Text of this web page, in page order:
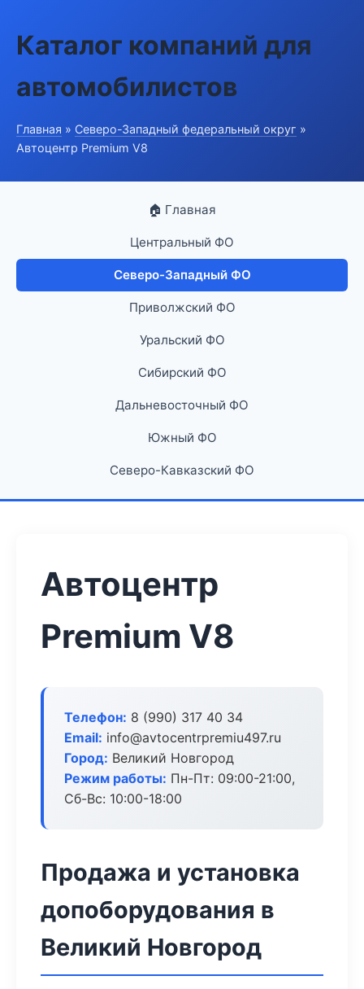
Каталог компаний для
автомобилистов
Главная » Северо-Западный федеральный округ »
Автоцентр Premium V8
🏠 Главная
Центральный ФО
Северо-Западный ФО
Приволжский ФО
Уральский ФО
Сибирский ФО
Дальневосточный ФО
Южный ФО
Северо-Кавказский ФО
Автоцентр
Premium V8
Телефон: 8 (990) 317 40 34
Email: info@avtocentrpremiu497.ru
Город: Великий Новгород
Режим работы: Пн-Пт: 09:00-21:00,
Сб-Вс: 10:00-18:00
Продажа и установка
допоборудования в
Великий Новгород